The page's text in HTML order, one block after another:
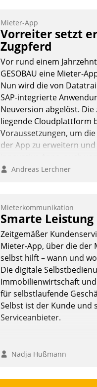
Mieter-App
Vorreiter setzt
Zugpferd
Vor rund einem
GESOBAU eine Mieter-
Nun wird die von
SAP-integrierte
Neuversion abgelöst.
liegende Cloudplattform
Voraussetzungen, um
der App zu erweitern
in SAP zu integrieren.
Andreas Lerchner
Mieterkommunikation
Smarte Leistung
Zeitgemäßer
Mieter-App, über die der
selbst hilft – wann und
Die digitale
Immobilienwirtschaft
für selbstlaufende
Selbst ist der Kunde und
Serviceanbieter.
Nadja Hußmann